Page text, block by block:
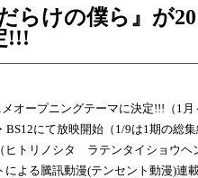
らけの僕ら』が
!!!
オープニングテーマに決定!!!（1
BS12にて放映開始（1/9は1期の総
トリノシタ ラテンタイショウヘ
による騰訊動漫(テンセント動漫)